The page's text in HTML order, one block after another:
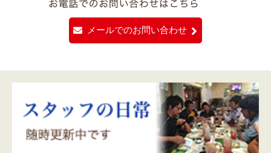
メールでのお問い合わせ